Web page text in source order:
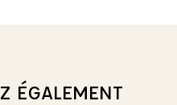
ÉGALEMENT